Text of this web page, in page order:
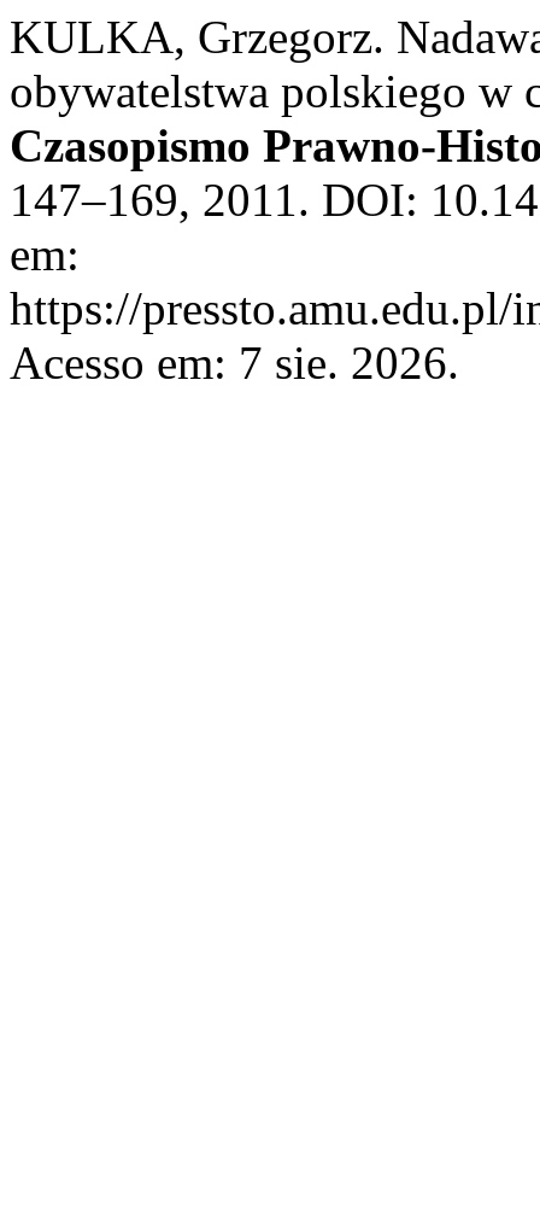
KULKA, Grzegorz.
obywatelstwa polskiego w
Czasopismo Prawno-
147–169, 2011. DOI:
em:
https://
Acesso em: 7 sie. 2026.